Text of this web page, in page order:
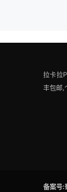
拉卡拉
丰包邮,
备案号